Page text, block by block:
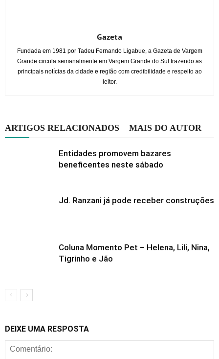
Gazeta
Fundada em 1981 por Tadeu Fernando Ligabue, a Gazeta de Vargem
Grande circula semanalmente em Vargem Grande do Sul trazendo as
principais notícias da cidade e região com credibilidade e respeito ao
leitor.
ARTIGOS RELACIONADOS MAIS DO AUTOR
Entidades promovem bazares
beneficentes neste sábado
Jd. Ranzani já pode receber construções
Coluna Momento Pet – Helena, Lili, Nina,
Tigrinho e Jão
DEIXE UMA RESPOSTA